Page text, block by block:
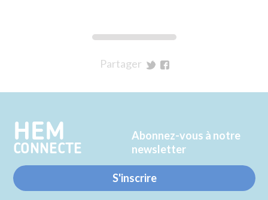
Partager
Twitter
Facebook
HEM
CONNECTE
Abonnez-vous à notre
newsletter
S'inscrire